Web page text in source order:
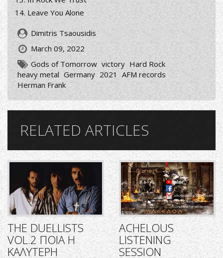
Leave You Alone
Dimitris Tsaousidis
March 09, 2022
Gods of Tomorrow victory Hard Rock
heavy metal Germany 2021
AFM records
Herman Frank
RELATED ARTICLES
THE DUELLISTS
VOL.2 ΠΟΙΑ Η
ΚΑΛΥΤΕΡΗ
ACHELOUS
LISTENING
SESSION